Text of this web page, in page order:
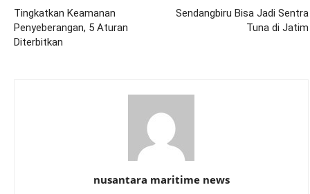
Tingkatkan Keamanan
Penyeberangan, 5 Aturan
Diterbitkan
Sendangbiru Bisa Jadi Sentra
Tuna di Jatim
nusantara maritime news